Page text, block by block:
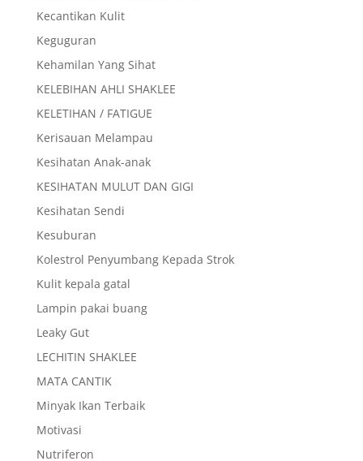
Kecantikan Kulit
Keguguran
Kehamilan Yang Sihat
KELEBIHAN AHLI SHAKLEE
KELETIHAN / FATIGUE
Kerisauan Melampau
Kesihatan Anak-anak
KESIHATAN MULUT DAN GIGI
Kesihatan Sendi
Kesuburan
Kolestrol Penyumbang Kepada Strok
Kulit kepala gatal
Lampin pakai buang
Leaky Gut
LECHITIN SHAKLEE
MATA CANTIK
Minyak Ikan Terbaik
Motivasi
Nutriferon